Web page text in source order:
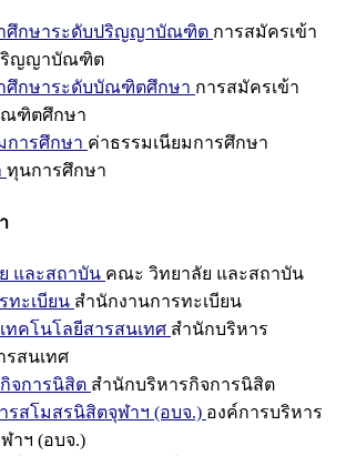
ศึกษาระดับปริญญาบัณฑิต การสมัครเข้า
ริญญาบัณฑิต
ศึกษาระดับบัณฑิตศึกษา การสมัครเข้า
ณฑิตศึกษา
การศึกษา ค่าธรรมเนียมการศึกษา
ทุนการศึกษา
และสถาบัน คณะ วิทยาลัย และสถาบัน
ทะเบียน สำนักงานการทะเบียน
ทคโนโลยีสารสนเทศ สำนักบริหาร
รสนเทศ
จการนิสิต สำนักบริหารกิจการนิสิต
รสโมสรนิสิตจุฬาฯ (อบจ.) องค์การบริหาร
าฯ (อบจ.)